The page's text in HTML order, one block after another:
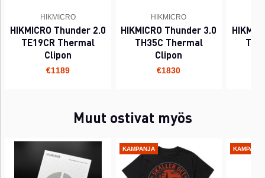
HIKMICRO
HIKMICRO Thunder 2.0
TE19CR Thermal
Clipon
€1189
HIKMICRO
HIKMICRO Thunder 3.0
TH35C Thermal
Clipon
€1830
Muut ostivat myös
KAMPANJA